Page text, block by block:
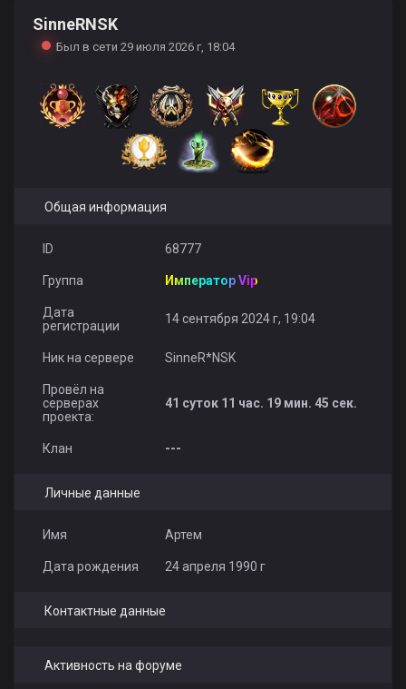
Кобра
Rostov_161rus
SinneRNSK
Был в сети 29 июля 2026 г, 18:04
Общая информация
ID 68777
Группа Император Vip
Дата
регистрации
14 сентября 2024 г, 19:04
Ник на сервере SinneR*NSK
Провёл на
серверах
проекта:
41 суток 11 час. 19 мин. 45 сек.
Клан ---
Личные данные
Имя Артем
Дата рождения 24 апреля 1990 г
Контактные данные
Активность на форуме